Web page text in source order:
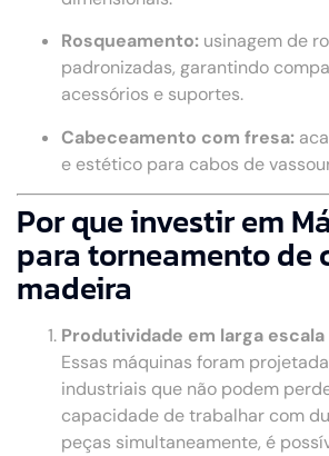
Rosqueamento: usinagem de
padronizadas, garantindo
acessórios e suportes.
Cabeceamento com fresa:
e estético para cabos de
Por que investir em
para torneamento de
madeira
Produtividade em larga escala
Essas máquinas foram
industriais que não podem
capacidade de trabalhar com
peças simultaneamente, é